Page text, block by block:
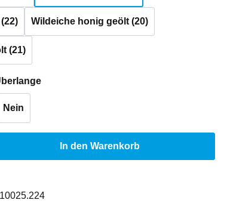
Wildeiche honig geölt (20)
(21)
auswählen
Nein
Gib den gewünschten Wert ein
In den Warenkorb